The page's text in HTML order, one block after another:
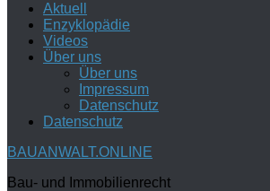
Aktuell
Enzyklopädie
Videos
Über uns
Über uns
Impressum
Datenschutz
Datenschutz
BAUANWALT.ONLINE
Bau- und Immobilienrecht